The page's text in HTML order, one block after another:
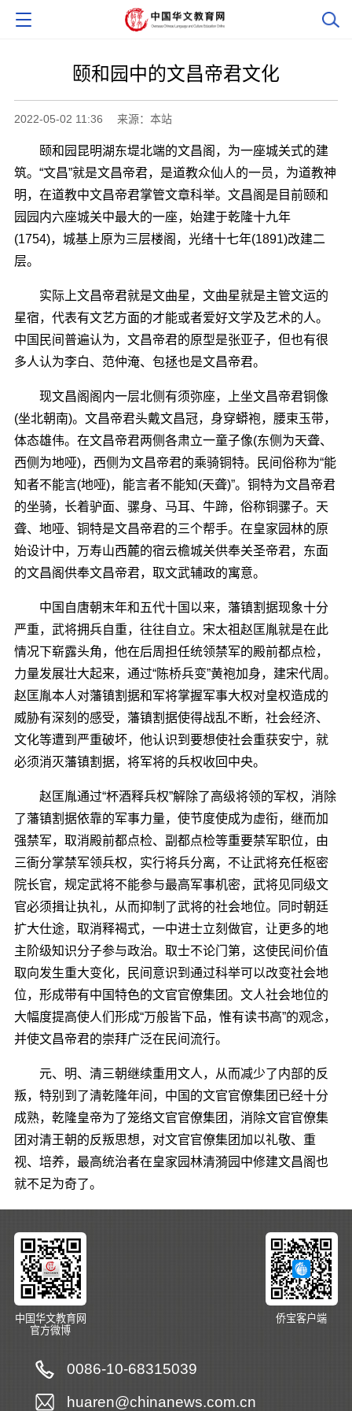
颐和园中的文昌帝君文化
2022-05-02 11:36 来源：本站
颐和园昆明湖东堤北端的文昌阁，为一座城关式的建
筑。“文昌”就是文昌帝君，是道教众仙人的一员，为道教神
明，在道教中文昌帝君掌管文章科举。文昌阁是目前颐和
园园内六座城关中最大的一座，始建于乾隆十九年
(1754)，城基上原为三层楼阁，光绪十七年(1891)改建二
层。
实际上文昌帝君就是文曲星，文曲星就是主管文运的
星宿，代表有文艺方面的才能或者爱好文学及艺术的人。
中国民间普遍认为，文昌帝君的原型是张亚子，但也有很
多人认为李白、范仲淹、包拯也是文昌帝君。
现文昌阁阁内一层北侧有须弥座，上坐文昌帝君铜像
(坐北朝南)。文昌帝君头戴文昌冠，身穿蟒袍，腰束玉带，
体态雄伟。在文昌帝君两侧各肃立一童子像(东侧为天聋、
西侧为地哑)，西侧为文昌帝君的乘骑铜特。民间俗称为“能
知者不能言(地哑)，能言者不能知(天聋)”。铜特为文昌帝君
的坐骑，长着驴面、骡身、马耳、牛蹄，俗称铜骡子。天
聋、地哑、铜特是文昌帝君的三个帮手。在皇家园林的原
始设计中，万寿山西麓的宿云檐城关供奉关圣帝君，东面
的文昌阁供奉文昌帝君，取文武辅政的寓意。
中国自唐朝末年和五代十国以来，藩镇割据现象十分
严重，武将拥兵自重，往往自立。宋太祖赵匡胤就是在此
情况下崭露头角，他在后周担任统领禁军的殿前都点检，
力量发展壮大起来，通过“陈桥兵变”黄袍加身，建宋代周。
赵匡胤本人对藩镇割据和军将掌握军事大权对皇权造成的
威胁有深刻的感受，藩镇割据使得战乱不断，社会经济、
文化等遭到严重破坏，他认识到要想使社会重获安宁，就
必须消灭藩镇割据，将军将的兵权收回中央。
赵匡胤通过“杯酒释兵权”解除了高级将领的军权，消除
了藩镇割据依靠的军事力量，使节度使成为虚衔，继而加
强禁军，取消殿前都点检、副都点检等重要禁军职位，由
三衙分掌禁军领兵权，实行将兵分离，不让武将充任枢密
院长官，规定武将不能参与最高军事机密，武将见同级文
官必须揖让执礼，从而抑制了武将的社会地位。同时朝廷
扩大仕途，取消释褐式，一中进士立刻做官，让更多的地
主阶级知识分子参与政治。取士不论门第，这使民间价值
取向发生重大变化，民间意识到通过科举可以改变社会地
位，形成带有中国特色的文官官僚集团。文人社会地位的
大幅度提高使人们形成“万般皆下品，惟有读书高”的观念，
并使文昌帝君的崇拜广泛在民间流行。
元、明、清三朝继续重用文人，从而减少了内部的反
叛，特别到了清乾隆年间，中国的文官官僚集团已经十分
成熟，乾隆皇帝为了笼络文官官僚集团，消除文官官僚集
团对清王朝的反叛思想，对文官官僚集团加以礼敬、重
视、培养，最高统治者在皇家园林清漪园中修建文昌阁也
就不足为奇了。
中国华文教育网
官方微博
侨宝客户端
0086-10-68315039
huaren@chinanews.com.cn